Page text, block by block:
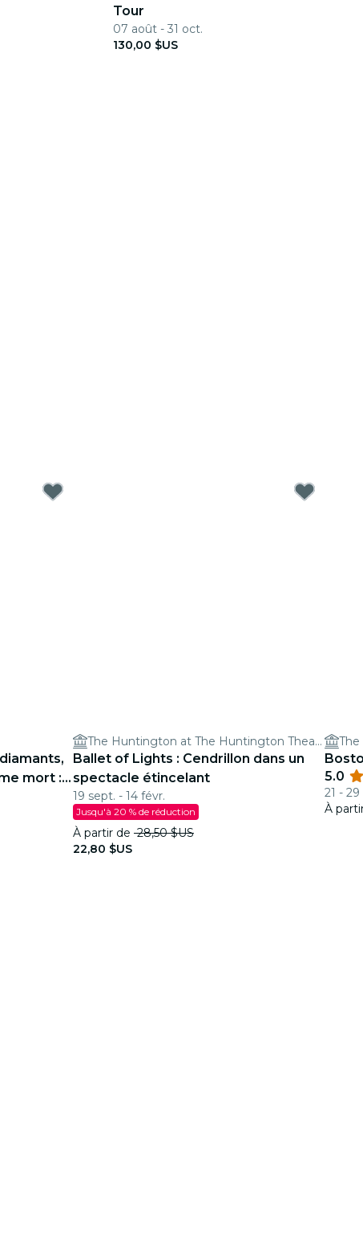
Tour
07 août - 31 oct.
130,00 $US
mort :
?
The Huntington at The Huntington Theatre
Ballet of Lights : Cendrillon dans un
spectacle étincelant
19 sept. - 14 févr.
Jusqu'à 20 % de réduction
À partir de 28,50 $US
22,80 $US
5.0
21 -
À